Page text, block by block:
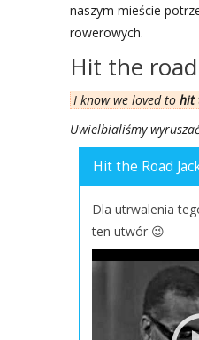
naszym mie­ście
rowe­ro­wych.
Hit the road
I know we loved to hit
Uwiel­bia­li­śmy
Hit the Road
Dla utrwa­le­nia
ten utwór 😉